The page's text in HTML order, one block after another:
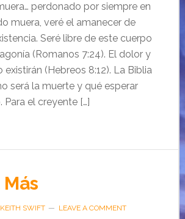
perdonado por siempre en
muera, veré el amanecer de
Seré libre de este cuerpo
(Romanos 7:24). El dolor y
existirán (Hebreos 8:12). La Biblia
será la muerte y qué esperar
Para el creyente […]
KEITH SWIFT LEAVE A COMMENT